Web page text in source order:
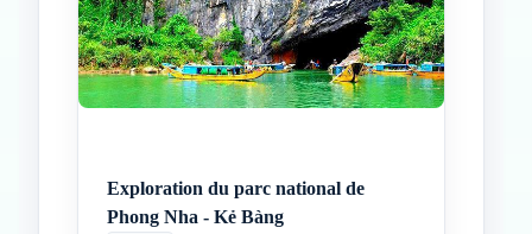
InicioParadas intermedias
Final
Exploration du parc national de
Phong Nha - Kẻ Bàng